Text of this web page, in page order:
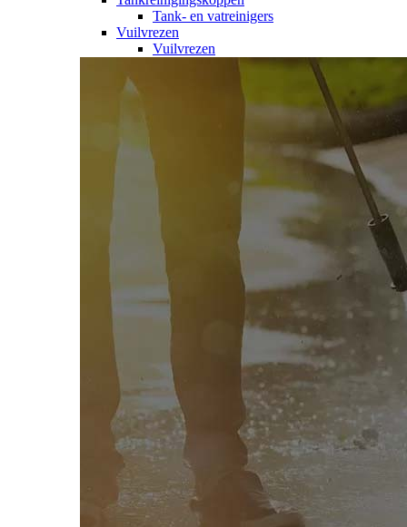
Tank- en vatreinigers
Vuilvrezen
Vuilvrezen